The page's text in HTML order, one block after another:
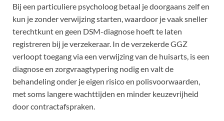
Bij een particuliere psycholoog betaal je doorgaans zelf en
kun je zonder verwijzing starten, waardoor je vaak sneller
terechtkunt en geen DSM-diagnose hoeft te laten
registreren bij je verzekeraar. In de verzekerde GGZ
verloopt toegang via een verwijzing van de huisarts, is een
diagnose en zorgvraagtypering nodig en valt de
behandeling onder je eigen risico en polisvoorwaarden,
met soms langere wachttijden en minder keuzevrijheid
door contractafspraken.